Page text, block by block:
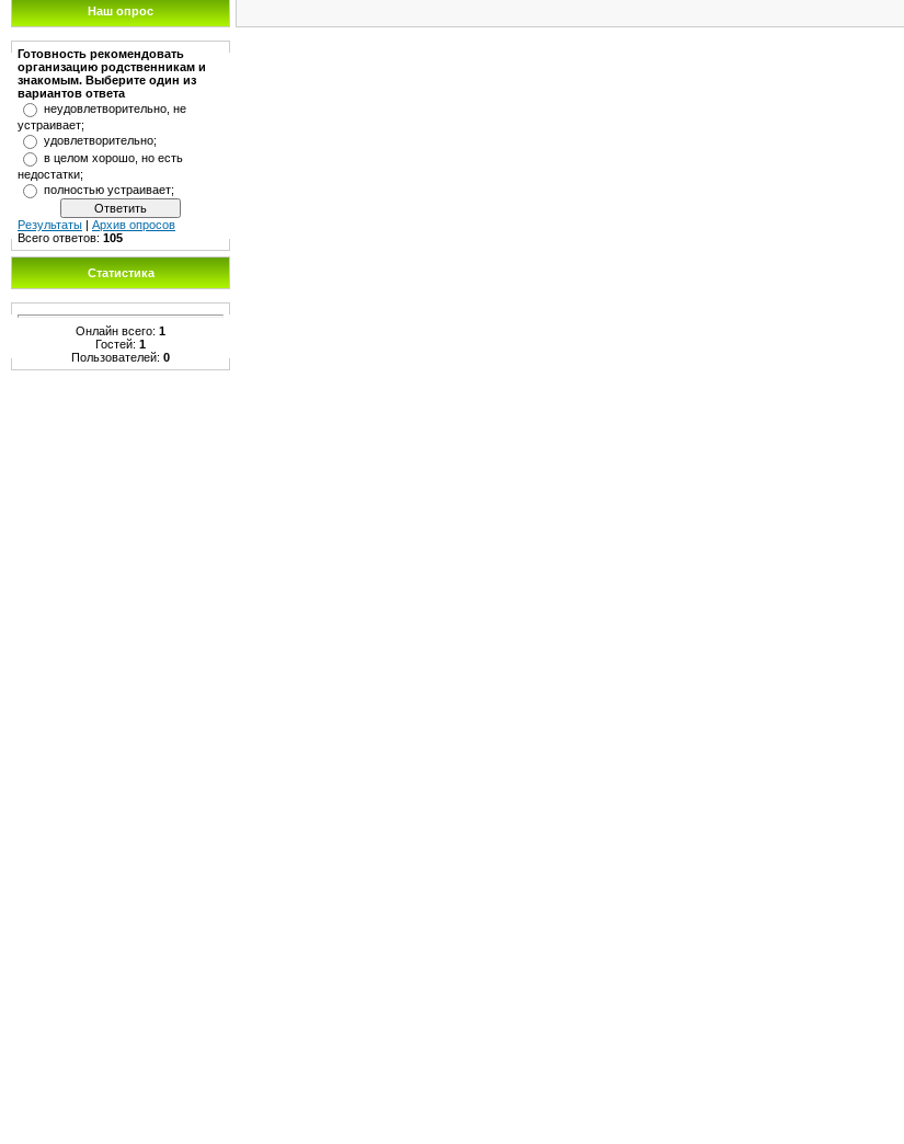
Наш опрос
Готовность рекомендовать
организацию родственникам и
знакомым. Выберите один из
вариантов ответа
неудовлетворительно, не
устраивает;
удовлетворительно;
в целом хорошо, но есть
недостатки;
полностью устраивает;
Результаты
Архив опросов
Всего ответов: 105
Статистика
Онлайн всего: 1
Гостей: 1
Пользователей: 0